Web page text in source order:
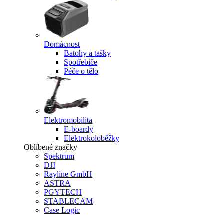
Domácnost
Batohy a tašky
Spotřebiče
Péče o tělo
Elektromobilita
E-boardy
Elektrokoloběžky
Oblíbené značky
Spektrum
DJI
Rayline GmbH
ASTRA
PGYTECH
STABLECAM
Case Logic